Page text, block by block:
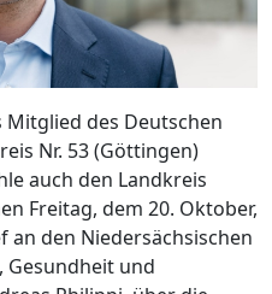
des Deutschen
Nr. 53 (Göttingen)
auch den Landkreis
Freitag, dem 20. Oktober,
an den Niedersächsischen
Gesundheit und